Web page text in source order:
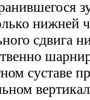
нижней
сдвига
суставе